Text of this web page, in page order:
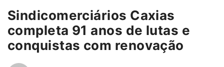
Sindicomerciários Caxias
completa 91 anos de lutas e
conquistas com renovação